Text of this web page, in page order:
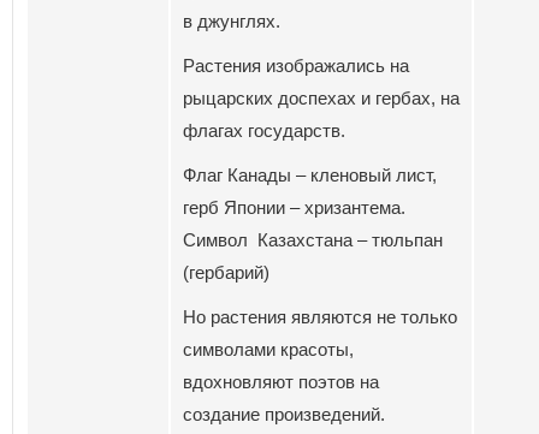
в джунглях.
Растения изображались на
рыцарских доспехах и гербах, на
флагах государств.
Флаг Канады – кленовый лист,
герб Японии – хризантема.
Символ Казахстана – тюльпан
(гербарий)
Но растения являются не только
символами красоты,
вдохновляют поэтов на
создание произведений.